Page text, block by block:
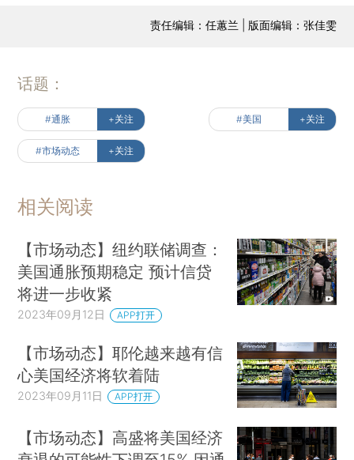
责任编辑：任蕙兰 | 版面编辑：张佳雯
话题：
#通胀 +关注 #美国 +关注
#市场动态 +关注
相关阅读
【市场动态】纽约联储调查：
美国通胀预期稳定 预计信贷
将进一步收紧
2023年09月12日 APP打开
【市场动态】耶伦越来越有信
心美国经济将软着陆
2023年09月11日 APP打开
【市场动态】高盛将美国经济